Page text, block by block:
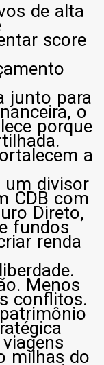
de alta
score
junto para
o
porque
a
um divisor
CDB com
Direto,
fundos
renda
Menos
conflitos.
milhas do